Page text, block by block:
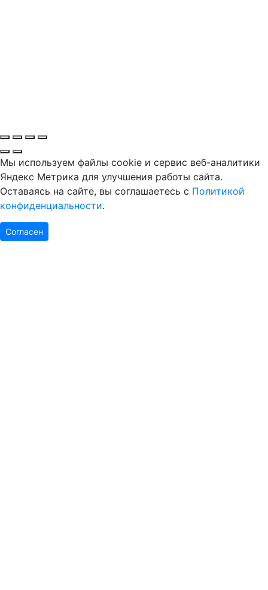
Мы используем файлы cookie и сервис веб-аналитики
Яндекс Метрика для улучшения работы сайта.
Оставаясь на сайте, вы соглашаетесь с Политикой
конфиденциальности.
Согласен